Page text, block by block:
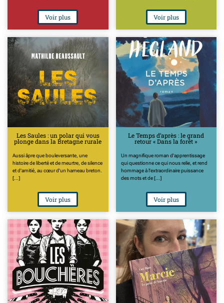
Voir plus Voir plus
Les Saules : un polar qui vous
plonge dans la Bretagne rurale
Aussi âpre que bouleversante, une
histoire de liberté et de meurtre, de silence
et d'amitié, au cœur d'un hameau breton.
[...]
Voir plus
Le Temps d’après : le grand
retour « Dans la forêt »
Un magnifique roman d'apprentissage
qui questionne ce qui nous relie, et rend
hommage à l’extraordinaire puissance
des mots et de [...]
Voir plus